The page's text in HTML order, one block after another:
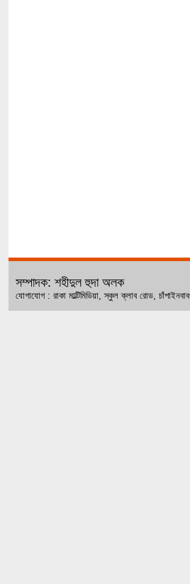
সম্পাদক: শহীদুল হুদা অলক
যোগাযোগ : রাকা মাল্টিমিডিয়া, স্কুল ক্লাব রোড,